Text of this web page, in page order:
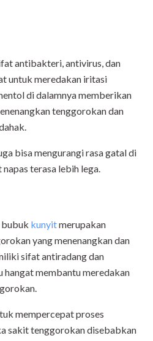
antibakteri, antivirus, dan
untuk meredakan iritasi
di dalamnya memberikan
tenggorokan dan
bisa mengurangi rasa gatal di
terasa lebih lega.
bubuk kunyitmerupakan
yang menenangkan dan
sifat antiradang dan
hangat membantu meredakan
mempercepat proses
sakit tenggorokan disebabkan